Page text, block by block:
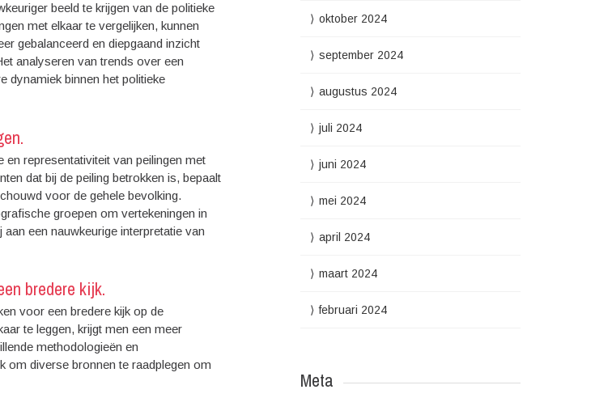
beeld te krijgen van de politieke
met elkaar te vergelijken, kunnen
gebalanceerd en diepgaand inzicht
analyseren van trends over een
dynamiek binnen het politieke
representativiteit van peilingen met
dat bij de peiling betrokken is, bepaalt
voor de gehele bevolking.
groepen om vertekeningen in
een nauwkeurige interpretatie van
bredere kijk.
voor een bredere kijk op de
te leggen, krijgt men een meer
methodologieën en
om diverse bronnen te raadplegen om
oktober 2024
september 2024
augustus 2024
juli 2024
juni 2024
mei 2024
april 2024
maart 2024
februari 2024
Meta